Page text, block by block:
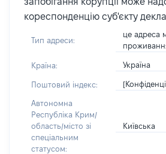
кореспонденцію суб'єкту
Тип адреси:
це адреса
Країна: Україна
Поштовий індекс:
Автономна
Республіка Крим/
область/місто зі
спеціальним
статусом:
Київська